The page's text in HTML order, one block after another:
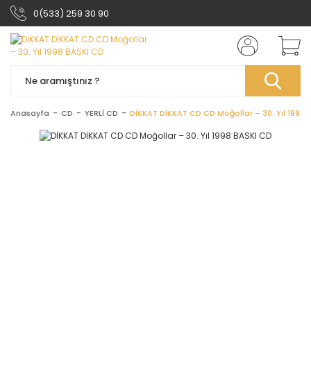
0(533) 259 30 90
Anasayfa CD YERLİ CD DİKKAT DİKKAT CD CD Moğollar ‎– 30. Yıl 1998